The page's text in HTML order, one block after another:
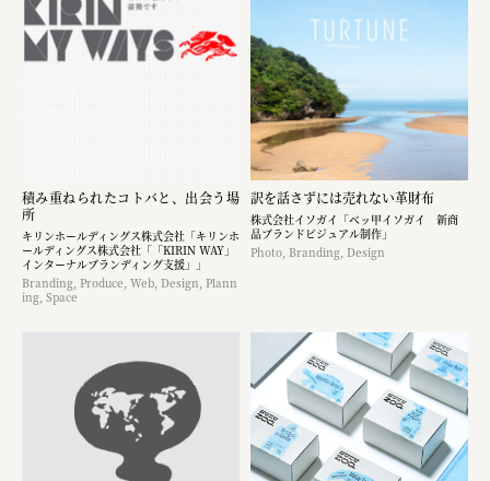
積み重ねられたコトバと、出会う場
所
キリンホールディングス株式会社「キリンホ
ールディングス株式会社「「KIRIN WAY」
インターナルブランディング支援」」
Branding, Produce, Web, Design, Plann
ing, Space
訳を話さずには売れない革財布
株式会社イソガイ「ベッ甲イソガイ 新商
品ブランドビジュアル制作」
Photo, Branding, Design